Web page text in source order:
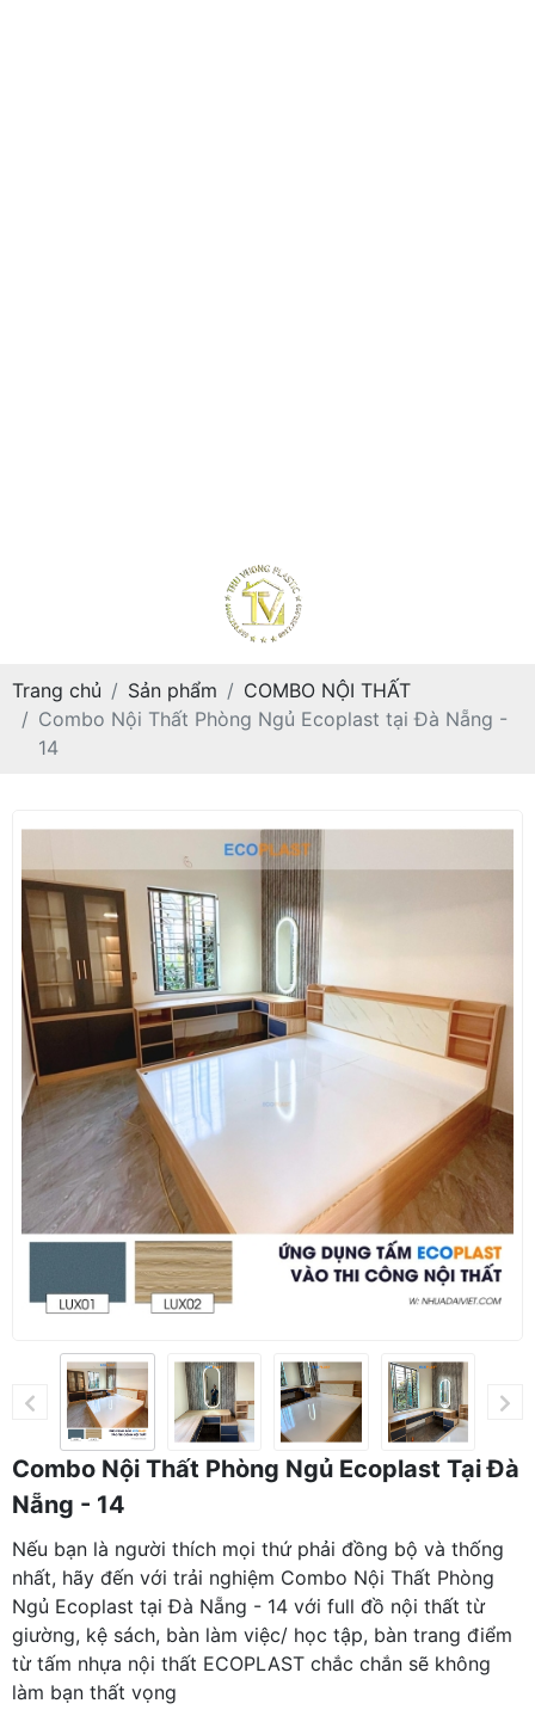
Trang chủ Sản phẩm
COMBO NỘI THẤT
Combo Nội Thất Phòng Ngủ Ecoplast tại Đà Nẵng -
14
Combo Nội Thất Phòng Ngủ Ecoplast Tại Đà
Nẵng - 14
Nếu bạn là người thích mọi thứ phải đồng bộ và thống
nhất, hãy đến với trải nghiệm Combo Nội Thất Phòng
Ngủ Ecoplast tại Đà Nẵng - 14 với full đồ nội thất từ
giường, kệ sách, bàn làm việc/ học tập, bàn trang điểm
từ tấm nhựa nội thất ECOPLAST chắc chắn sẽ không
làm bạn thất vọng